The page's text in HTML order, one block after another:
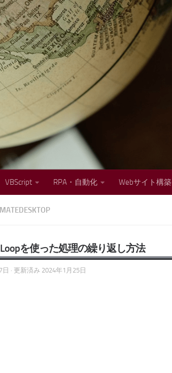
VBScript RPA・自動化 Webサイト構築
を使った処理の繰り返し方法
日 · 更新済み 2024年1月25日